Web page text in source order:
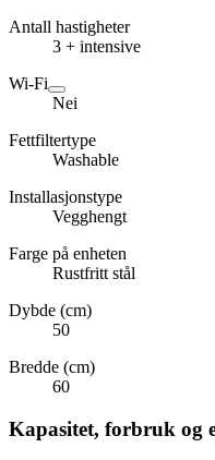
Antall hastigheter
3 + intensive
Wi-Fi
Nei
Fettfiltertype
Washable
Installasjonstype
Vegghengt
Farge på enheten
Rustfritt stål
Dybde (cm)
50
Bredde (cm)
60
Kapasitet, forbruk og